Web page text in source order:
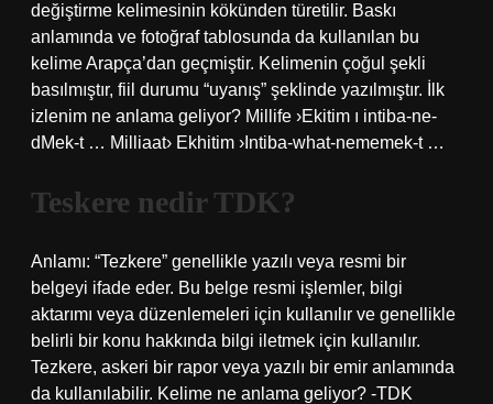
değiştirme kelimesinin kökünden türetilir. Baskı
anlamında ve fotoğraf tablosunda da kullanılan bu
kelime Arapça’dan geçmiştir. Kelimenin çoğul şekli
basılmıştır, fiil durumu “uyanış” şeklinde yazılmıştır. İlk
izlenim ne anlama geliyor? Millife ›Ekitim ı intiba-ne-
dMek-t … Milliaat› Ekhitim ›Intiba-what-nememek-t …
Teskere nedir TDK?
Anlamı: “Tezkere” genellikle yazılı veya resmi bir
belgeyi ifade eder. Bu belge resmi işlemler, bilgi
aktarımı veya düzenlemeleri için kullanılır ve genellikle
belirli bir konu hakkında bilgi iletmek için kullanılır.
Tezkere, askeri bir rapor veya yazılı bir emir anlamında
da kullanılabilir. Kelime ne anlama geliyor? -TDK